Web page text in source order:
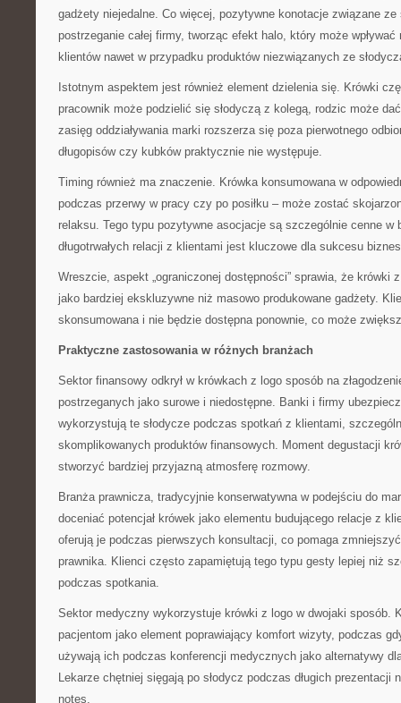
gadżety niejedalne. Co więcej, pozytywne konotacje związane
postrzeganie całej firmy, tworząc efekt halo, który może
klientów nawet w przypadku produktów niezwiązanych ze
Istotnym aspektem jest również element dzielenia się. Krówki
pracownik może podzielić się słodyczą z kolegą, rodzic może
zasięg oddziaływania marki rozszerza się poza pierwotnego
długopisów czy kubków praktycznie nie występuje.
Timing również ma znaczenie. Krówka konsumowana w
podczas przerwy w pracy czy po posiłku – może zostać
relaksu. Tego typu pozytywne asocjacje są szczególnie cenne w
długotrwałych relacji z klientami jest kluczowe dla sukcesu
Wreszcie, aspekt „ograniczonej dostępności” sprawia, że krówki
jako bardziej ekskluzywne niż masowo produkowane gadżety.
skonsumowana i nie będzie dostępna ponownie, co może
Praktyczne zastosowania w różnych branżach
Sektor finansowy odkrył w krówkach z logo sposób na
postrzeganych jako surowe i niedostępne. Banki i firmy
wykorzystują te słodycze podczas spotkań z klientami,
skomplikowanych produktów finansowych. Moment degustacji
stworzyć bardziej przyjazną atmosferę rozmowy.
Branża prawnicza, tradycyjnie konserwatywna w podejściu do
doceniać potencjał krówek jako elementu budującego relacje z
oferują je podczas pierwszych konsultacji, co pomaga
prawnika. Klienci często zapamiętują tego typu gesty lepiej niż
podczas spotkania.
Sektor medyczny wykorzystuje krówki z logo w dwojaki sposób.
pacjentom jako element poprawiający komfort wizyty, podczas
używają ich podczas konferencji medycznych jako alternatywy
Lekarze chętniej sięgają po słodycz podczas długich prezentacji
notes.